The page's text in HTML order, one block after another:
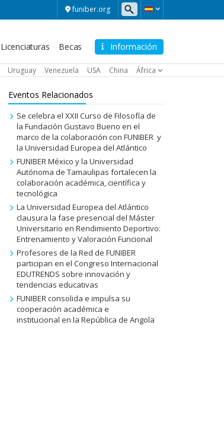
funiber.org
Información
Licenciaturas Becas
Uruguay Venezuela USA China África
Eventos Relacionados
Se celebra el XXII Curso de Filosofía de
la Fundación Gustavo Bueno en el
marco de la colaboración con FUNIBER y
la Universidad Europea del Atlántico
FUNIBER México y la Universidad
Autónoma de Tamaulipas fortalecen la
colaboración académica, científica y
tecnológica
La Universidad Europea del Atlántico
clausura la fase presencial del Máster
Universitario en Rendimiento Deportivo:
Entrenamiento y Valoración Funcional
Profesores de la Red de FUNIBER
participan en el Congreso Internacional
EDUTRENDS sobre innovación y
tendencias educativas
FUNIBER consolida e impulsa su
cooperación académica e
institucional en la República de Angola